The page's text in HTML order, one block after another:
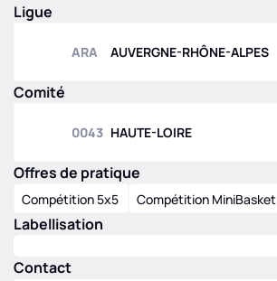
Ligue
ARA AUVERGNE-RHÔNE-ALPES
Comité
0043 HAUTE-LOIRE
Offres de pratique
Compétition 5x5 Compétition MiniBasket
Labellisation
Contact